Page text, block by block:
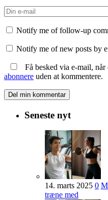
Notify me of follow-up
Notify me of new posts by
Få besked via e-mail,
abonnere uden at kommentere.
Seneste nyt
14. marts 2025 0
træne med